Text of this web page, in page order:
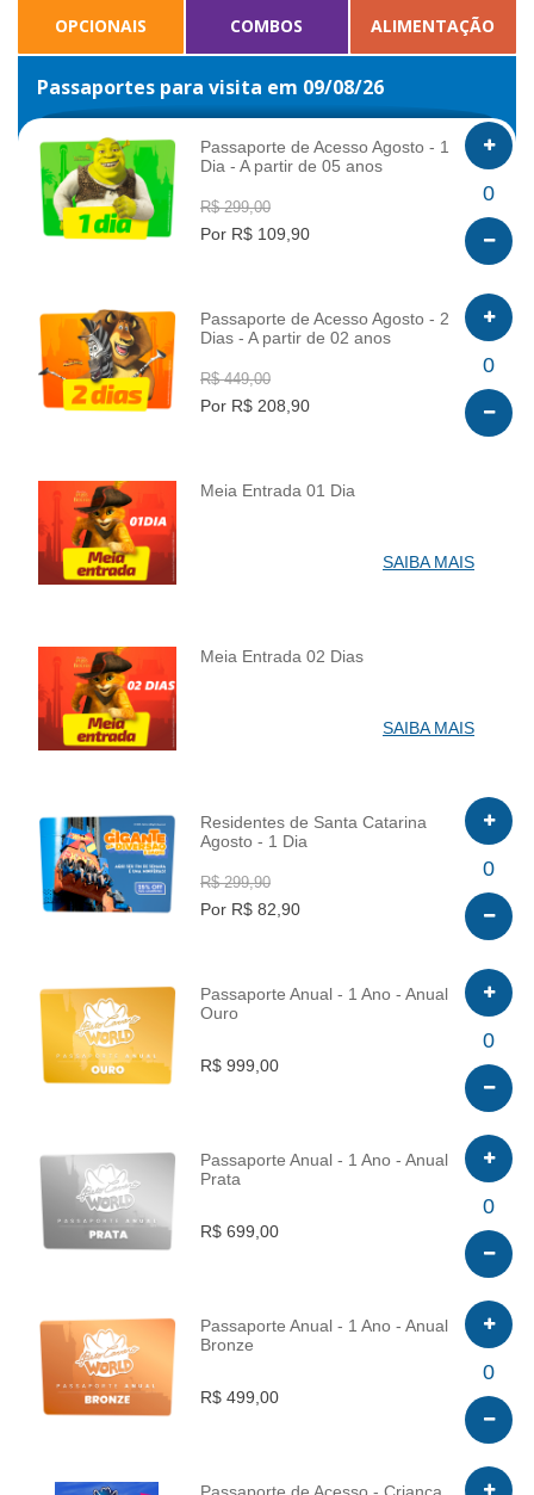
OPCIONAIS COMBOS ALIMENTAÇÃO
Passaportes para visita em 09/08/26
INFO
Passaporte de Acesso Agosto - 1
Dia - A partir de 05 anos
R$ 299,00
Por R$ 109,90
0
INFO
Passaporte de Acesso Agosto - 2
Dias - A partir de 02 anos
R$ 449,00
Por R$ 208,90
0
INFO
Meia Entrada 01 Dia
SAIBA MAIS
INFO
Meia Entrada 02 Dias
SAIBA MAIS
INFO
Residentes de Santa Catarina
Agosto - 1 Dia
R$ 299,90
Por R$ 82,90
0
INFO
Passaporte Anual - 1 Ano - Anual
Ouro
R$ 999,00
0
INFO
Passaporte Anual - 1 Ano - Anual
Prata
R$ 699,00
0
INFO
Passaporte Anual - 1 Ano - Anual
Bronze
R$ 499,00
0